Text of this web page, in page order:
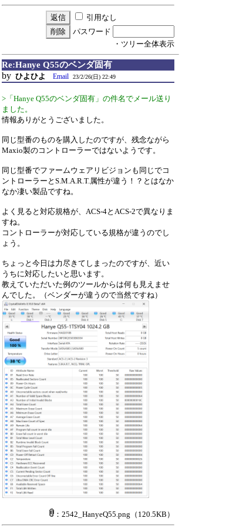
引用なし
パスワード
・ツリー全体表示
Re:Hanye Q55のベンダ固有
by ひよひよ Email 23/2/26(日) 22:49
>「Hanye Q55のベンダ固有」の件名でメール送り
ました。
情報ありがとうございました。
同じ型番のものを購入したのですが、残念ながら
Maxio製のコントローラーではないようです。
同じ型番でファームウェアリビジョンも同じでコ
ントローラーとS.M.A.R.T.属性が違う！？とはなか
なか凄い製品ですね。
よく見ると対応規格が、ACS-4とACS-2で異なりま
すね。
コントローラーが対応している規格が違うのでし
ょう。
ちょっと今日は力尽きてしまったのですが、近い
うちに対応したいと思います。
教えていただいた例のツールからは何も見えませ
んでした。（ベンダーが違うので当然ですね）
：2542_HanyeQ55.png （120.5KB）